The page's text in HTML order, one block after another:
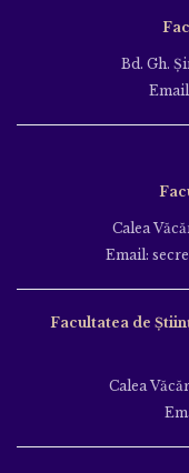
Bd. Gh.
Calea
Email:
Facultatea de
Calea